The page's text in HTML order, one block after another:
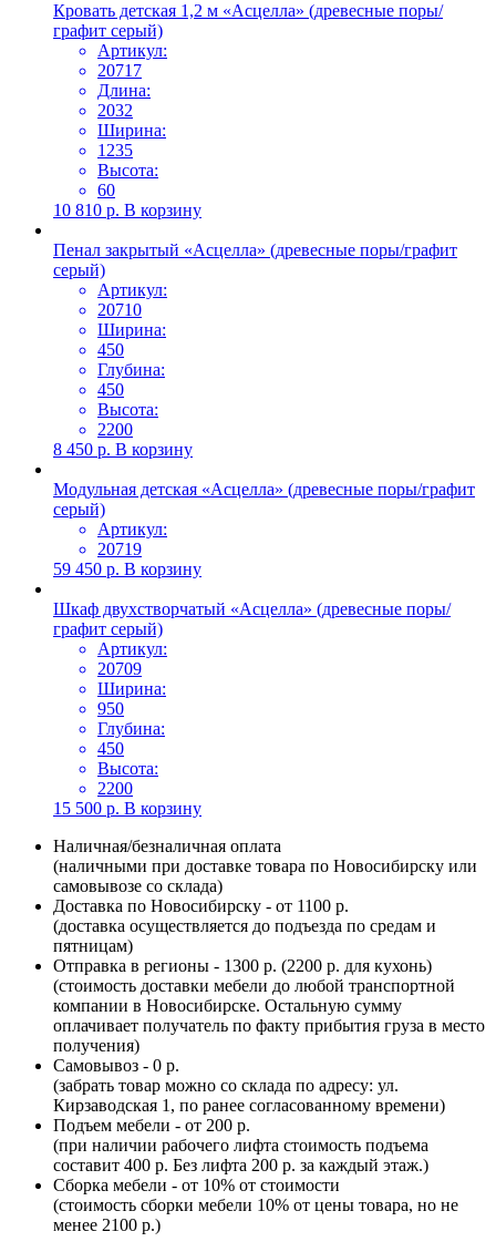
Кровать детская 1,2 м «Асцелла» (древесные поры/
графит серый)
Артикул:
20717
Длина:
2032
Ширина:
1235
Высота:
60
10 810 р. В корзину
Пенал закрытый «Асцелла» (древесные поры/графит
серый)
Артикул:
20710
Ширина:
450
Глубина:
450
Высота:
2200
8 450 р. В корзину
Модульная детская «Асцелла» (древесные поры/графит
серый)
Артикул:
20719
59 450 р. В корзину
Шкаф двухстворчатый «Асцелла» (древесные поры/
графит серый)
Артикул:
20709
Ширина:
950
Глубина:
450
Высота:
2200
15 500 р. В корзину
Наличная/безналичная оплата
(наличными при доставке товара по Новосибирску или
самовывозе со склада)
Доставка по Новосибирску - от 1100 р.
(доставка осуществляется до подъезда по средам и
пятницам)
Отправка в регионы - 1300 р. (2200 р. для кухонь)
(стоимость доставки мебели до любой транспортной
компании в Новосибирске. Остальную сумму
оплачивает получатель по факту прибытия груза в место
получения)
Самовывоз - 0 р.
(забрать товар можно со склада по адресу: ул.
Кирзаводская 1, по ранее согласованному времени)
Подъем мебели - от 200 р.
(при наличии рабочего лифта стоимость подъема
составит 400 р. Без лифта 200 р. за каждый этаж.)
Сборка мебели - от 10% от стоимости
(стоимость сборки мебели 10% от цены товара, но не
менее 2100 р.)